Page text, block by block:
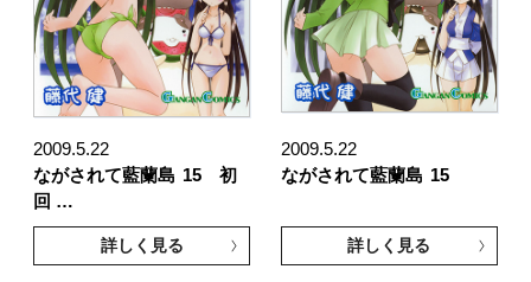
2009.5.22
ながされて藍蘭島 15 初
回 …
詳しく見る
2009.5.22
ながされて藍蘭島 15
詳しく見る